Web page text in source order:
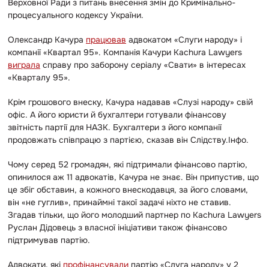
Верховної Ради з питань внесення змін до Кримінально-
процесуального кодексу України.
Олександр Качура працював адвокатом «Слуги народу» і
компанії «Квартал 95». Компанія Качури Kachura Lawyers
виграла справу про заборону серіалу «Свати» в інтересах
«Кварталу 95».
Крім грошового внеску, Качура надавав «Слузі народу» свій
офіс. А його юристи й бухгалтери готували фінансову
звітність партії для НАЗК. Бухгалтери з його компанії
продовжать співпрацю з партією, сказав він Слідству.Інфо.
Чому серед 52 громадян, які підтримали фінансово партію,
опинилося аж 11 адвокатів, Качура не знає. Він припустив, що
це збіг обставин, а кожного внескодавця, за його словами,
він «не гуглив», принаймні такої задачі ніхто не ставив.
Згадав тільки, що його молодший партнер по Kachura Lawyers
Руслан Дідовець з власної ініціативи також фінансово
підтримував партію.
Адвокати, які профінансували партію «Слуга народу» у 2